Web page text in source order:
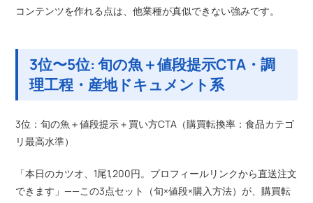
コンテンツを作れる点は、他業種が真似できない強みです。
3位〜5位: 旬の魚＋値段提示CTA・調
理工程・産地ドキュメント系
3位：旬の魚＋値段提示＋買い方CTA（購買転換率：食品カテゴ
リ最高水準）
「本日のカツオ、1尾1,200円。プロフィールリンクから直送注文
できます」——この3点セット（旬×値段×購入方法）が、購買転